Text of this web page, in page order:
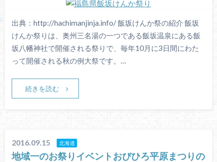
出典：http://hachimanjinja.info/ 飯坂けんか祭の紹介 飯坂
けんか祭りは、奥州三名湯の一つである飯坂温泉にある飯
坂八幡神社で開催される祭りで、毎年10月に3日間にわた
って開催される秋の例大祭です。…
続きを読む
2016.09.15 北海道
地域一のお祭りイベントおびひろ平原まつりの